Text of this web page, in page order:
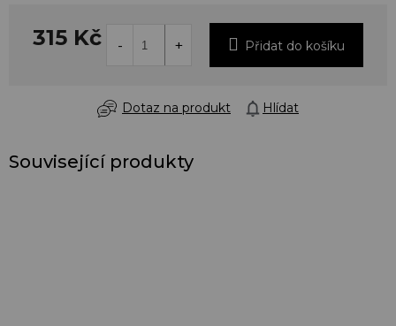
315 Kč Přidat do košíku
Dotaz na produkt Hlídat
Související produkty